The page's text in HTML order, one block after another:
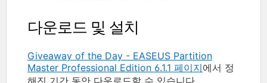
다운로드 및 설치
Giveaway of the Day - EASEUS Partition
Master Professional Edition 6.1.1 페이지에서 정
해진 기간 동안 다운로드할 수 있습니다.